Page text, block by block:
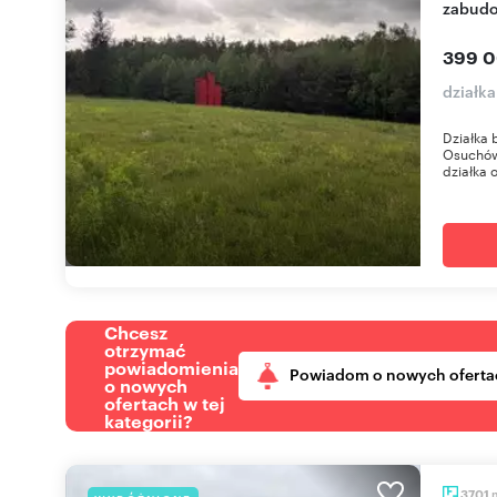
399
działka
Chcesz
otrzymać
powiadomienia
o nowych
ofertach w tej
kategorii?
Powiadom o nowych
3701